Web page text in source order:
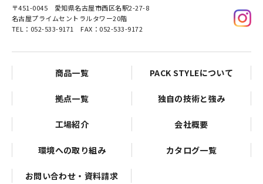
〒451-0045 愛知県名古屋市西区名駅2-27-8
名古屋プライムセントラルタワー20階
TEL：052-533-9171 FAX：052-533-9172
商品一覧 PACK STYLEについて
拠点一覧 独自の技術と強み
工場紹介 会社概要
環境への取り組み カタログ一覧
お問い合わせ・資料請求